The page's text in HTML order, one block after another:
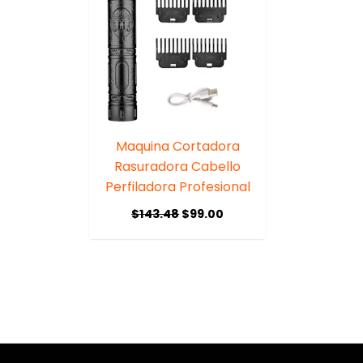
Maquina Cortadora
Rasuradora Cabello
Perfiladora Profesional
$143.48$99.00